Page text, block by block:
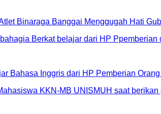
Binaraga Banggai Menggugah Hati
Bahasa Inggris dari HP Pemberian